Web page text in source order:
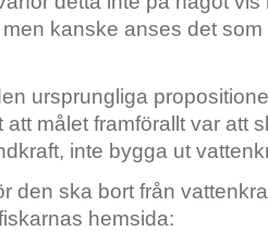
kanske anses det som
ursprungliga
att målet framförallt var att
inte bygga ut
den ska bort från
hemsida: